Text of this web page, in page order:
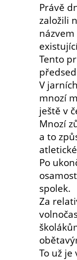
Právě
založili
Tento
V
mnozí
ještě v
Mnozí
a to
Po
spolek.
Za
To už